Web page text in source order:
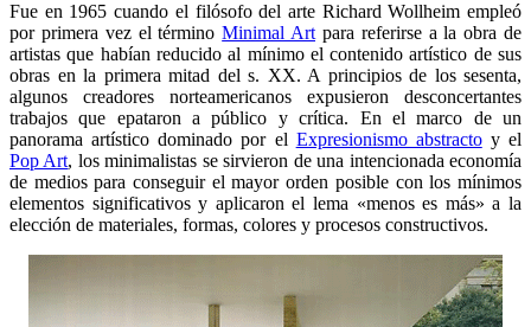
Fue en 1965 cuando el filósofo del arte Richard Wollheim empleó
por primera vez el términoMinimal Art para referirse a la obra de
artistas que habían reducido al mínimo el contenido artístico de sus
obras en la primera mitad del s. XX. A principios de los sesenta,
algunos creadores norteamericanos expusieron desconcertantes
trabajos que epataron a público y crítica. En el marco de un
panorama artístico dominado por el Expresionismo abstractoy el
Pop Art, los minimalistas se sirvieron de una intencionada economía
de medios para conseguir el mayor orden posible con los mínimos
elementos significativos y aplicaron el lema «menos es más» a la
elección de materiales, formas, colores y procesos constructivos.